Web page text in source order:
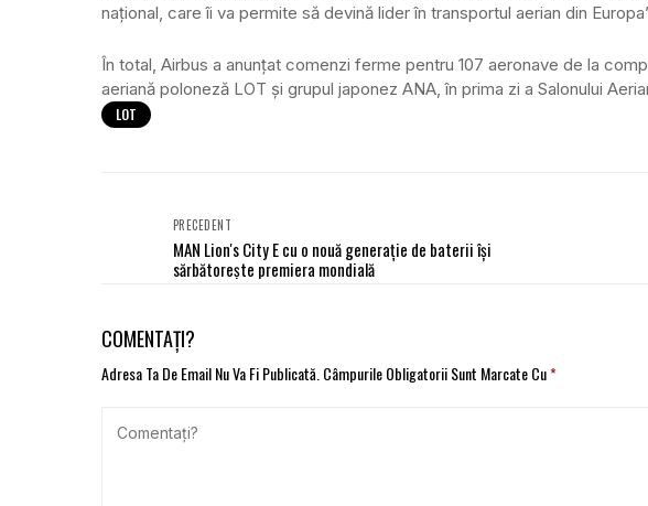
naţional, care îi va permite să devină lider în transportul aerian din
În total, Airbus a anunţat comenzi ferme pentru 107 aeronave de la
aeriană poloneză LOT şi grupul japonez ANA, în prima zi a Salonului
LOT
PRECEDENT
MAN Lion's City E cu o nouă generație de baterii își
sărbătorește premiera mondială
COMENTAȚI?
Adresa Ta De Email Nu Va Fi Publicată. Câmpurile Obligatorii Sunt Marcate Cu*